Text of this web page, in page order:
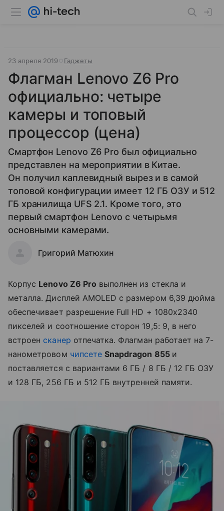
23 апреля 2019 Гаджеты
Флагман Lenovo Z6 Pro
официально: четыре
камеры и топовый
процессор (цена)
Смартфон Lenovo Z6 Pro был официально
представлен на мероприятии в Китае.
Он получил каплевидный вырез и в самой
топовой конфигурации имеет 12 ГБ ОЗУ и 512
ГБ хранилища UFS 2.1. Кроме того, это
первый смартфон Lenovo с четырьмя
основными камерами.
Григорий Матюхин
Корпус Lenovo Z6 Pro выполнен из стекла и
металла. Дисплей AMOLED с размером 6,39 дюйма
обеспечивает разрешение Full HD + 1080x2340
пикселей и соотношение сторон 19,5: 9, в него
встроен сканер отпечатка. Флагман работает на 7-
нанометровом чипсете Snapdragon 855 и
поставляется с вариантами 6 ГБ / 8 ГБ / 12 ГБ ОЗУ
и 128 ГБ, 256 ГБ и 512 ГБ внутренней памяти.